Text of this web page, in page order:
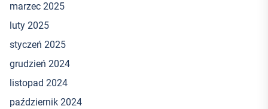
marzec 2025
luty 2025
styczeń 2025
grudzień 2024
listopad 2024
październik 2024